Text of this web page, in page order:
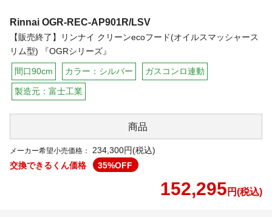
Rinnai OGR-REC-AP901R/LSV
【販売終了】リンナイ クリーンecoフード(オイルスマッシャース
リム型) 『OGRシリーズ』
間口90cm カラー：シルバー ガスコンロ連動
製造元：富士工業
商品
メーカー希望小売価格：
234,300円(税込)
交換できるくん価格
35%OFF
152,295 円(税込)